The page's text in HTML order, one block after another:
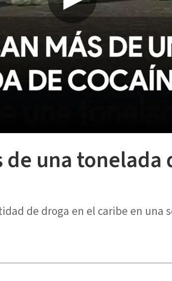
de una tonelada
de droga en el caribe en una